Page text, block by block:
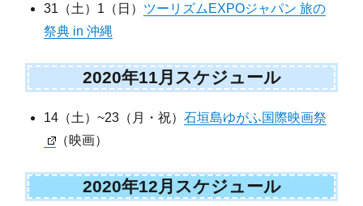
31（土）1（日） ツーリズムEXPOジャパン 旅の
祭典 in 沖縄
2020年11月スケジュール
14（土）~23（月・祝）石垣島ゆがふ国際映画祭
（映画）
2020年12月スケジュール